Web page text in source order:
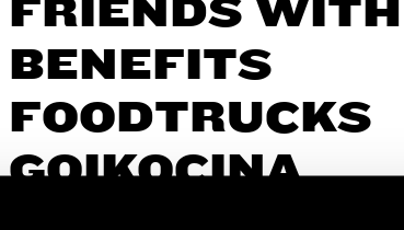
FRIENDS WITH
BENEFITS
FOODTRUCKS
GOIKOCINA